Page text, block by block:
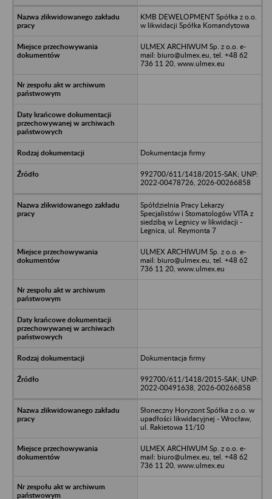
KMB DEWELOPMENT Spółka z o.o.
w likwidacji Spółka Komandytowa
ULMEX ARCHIWUM Sp. z o.o. e-
mail: biuro@ulmex.eu, tel. +48 62
736 11 20, www.ulmex.eu
Dokumentacja firmy
992700/611/1418/2015-SAK; UNP:
2022-00478726, 2026-00266858
Spółdzielnia Pracy Lekarzy
Specjalistów i Stomatologów VITA z
siedzibą w Legnicy w likwidacji -
Legnica, ul. Reymonta 7
ULMEX ARCHIWUM Sp. z o.o. e-
mail: biuro@ulmex.eu, tel. +48 62
736 11 20, www.ulmex.eu
Dokumentacja firmy
992700/611/1418/2015-SAK; UNP:
2022-00491638, 2026-00266858
Słoneczny Horyzont Spółka z o.o. w
upadłości likwidacyjnej - Wrocław,
ul. Rakietowa 11/10
ULMEX ARCHIWUM Sp. z o.o. e-
mail: biuro@ulmex.eu, tel. +48 62
736 11 20, www.ulmex.eu